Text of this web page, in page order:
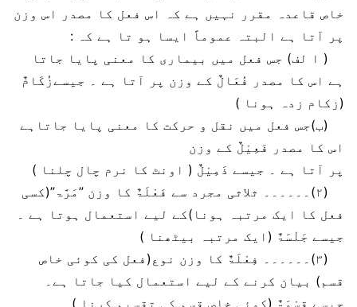
خاص قاعدہ مقرر نہیں ہے کہ اس فعل کا مصدر اس وزن
پر آتا ہے البتہ عموماً ایسا ہو تا ہے کہ :
( ا لف) جس فعل میں بیماری کا معنی پایا جاتا
ہے اس کا مصدر فُعَالٌ کے وزن پر آتا ہے ۔ جیسےزُکَامٌ
(زکام زدہ ہونا )
(ب)جس فعل میں نقل و حرکت کا معنی پایا جاتاہے
اس کا مصدر فَعِیْلٌ کے وزن
پر آتا ہے ۔ جیسے ذَمِیْلٌ ( اونٹ کا نرم چال چلنا )
(۲)۔۔۔۔۔۔ ثلاثی مجرد سے فَعْلَۃٌ کا وزن ”مَرَّۃ”(کسی
فعل کا ایک مرتبہ ہونا)کے لیے استعمال ہوتا ہے ۔
جیسے جَلْسَۃٌ (ایک مرتبہ بیٹھنا )
(۳)۔۔۔۔۔۔ فِعْلَۃٌ کا وزن نوع(فعل کی کوئی خاص
قسم) بیان کرنے کے لیے استعمال کیا جاتا ہے۔
جیسے قِسْمَۃٌ (کوئی خاص قسم کی تقسیم کرنا )